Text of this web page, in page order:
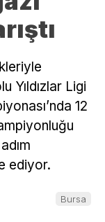
Yıldızlar Ligi
12
ediyor.
Bursa